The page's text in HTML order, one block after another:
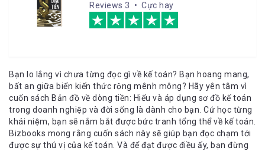
Reviews 3 • Cực hay
Bạn lo lắng vì chưa từng đọc gì về kế toán? Bạn hoang mang,
bất an giữa biển kiến thức rộng mênh mông? Hãy yên tâm vì
cuốn sách Bản đồ về dòng tiền: Hiểu và áp dụng sơ đồ kế toán
trong doanh nghiệp và đời sống là dành cho bạn. Cứ học từng
khái niệm, bạn sẽ nắm bắt được bức tranh tổng thể về kế toán.
Bizbooks mong rằng cuốn sách này sẽ giúp bạn đọc chạm tới
được sự thú vị của kế toán. Và để đạt được điều ấy, bạn đừng